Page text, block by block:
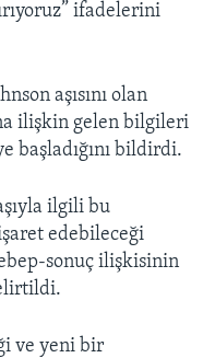
ifadelerini
aşısını olan
ilişkin gelen bilgileri
başladığını bildirdi.
ilgili bu
edebileceği
sonuç ilişkisinin
ve yeni bir